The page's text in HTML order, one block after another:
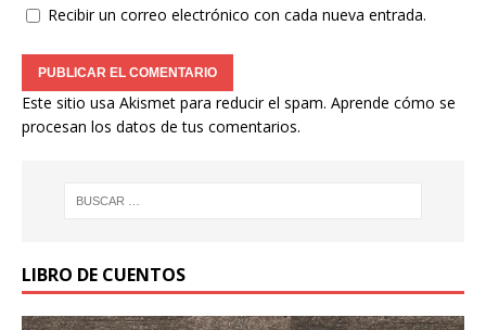
Recibir un correo electrónico con cada nueva entrada.
Este sitio usa Akismet para reducir el spam. Aprende cómo se
procesan los datos de tus comentarios.
LIBRO DE CUENTOS